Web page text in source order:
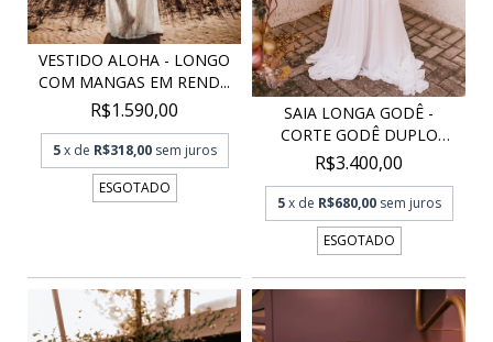
VESTIDO ALOHA - LONGO
COM MANGAS EM REND...
R$1.590,00
5 x de R$318,00 sem juros
ESGOTADO
SAIA LONGA GODÊ -
CORTE GODÊ DUPLO
CLÁSS...
R$3.400,00
5 x de R$680,00 sem juros
ESGOTADO